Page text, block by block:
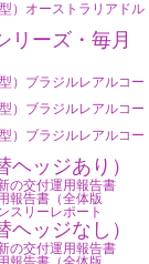
）オーストラリアドル
リーズ・毎月
）ブラジルレアルコー
）ブラジルレアルコー
）ブラジルレアルコー
ッジあり）
の交付運用報告書
報告書（全体版
スリーレポート
ッジなし）
の交付運用報告書